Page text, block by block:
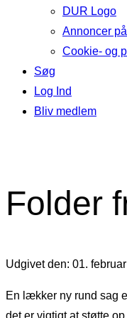
DUR Logo
Annoncer
Cookie- og
Søg
Log Ind
Bliv medlem
Folder
Udgivet den: 01.
En lækker ny rund sag
det er vigtigt at støtte